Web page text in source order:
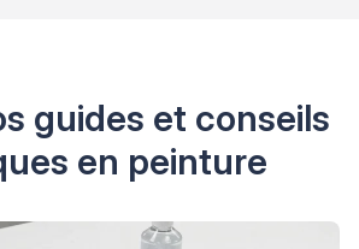
guides et conseils
en peinture